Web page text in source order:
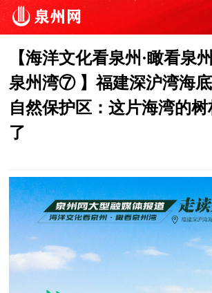
【海洋文化看泉州·瞰看
泉州湾⑦ 】福建深沪湾海
自然保护区：这片海湾的树
了